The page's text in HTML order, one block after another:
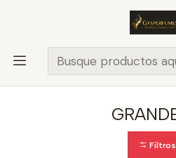
en compras
Comunas
Inicio PERFUMES Y
Filtros